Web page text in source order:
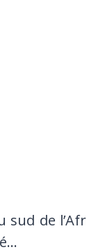
sud de